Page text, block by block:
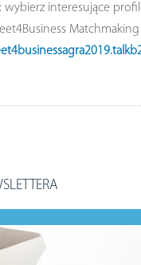
wybierz interesujące